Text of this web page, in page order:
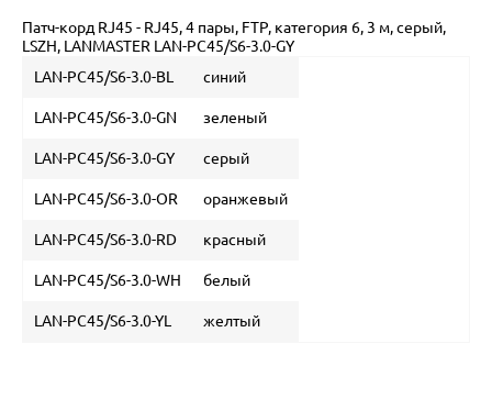
Патч-корд RJ45 - RJ45, 4 пары, FTP, категория 6, 3 м, серый,
LSZH, LANMASTER LAN-PC45/S6-3.0-GY
LAN-PC45/S6-3.0-BL
синий
LAN-PC45/S6-3.0-GN зеленый
LAN-PC45/S6-3.0-GY серый
LAN-PC45/S6-3.0-OR оранжевый
LAN-PC45/S6-3.0-RD красный
LAN-PC45/S6-3.0-WH белый
LAN-PC45/S6-3.0-YL желтый